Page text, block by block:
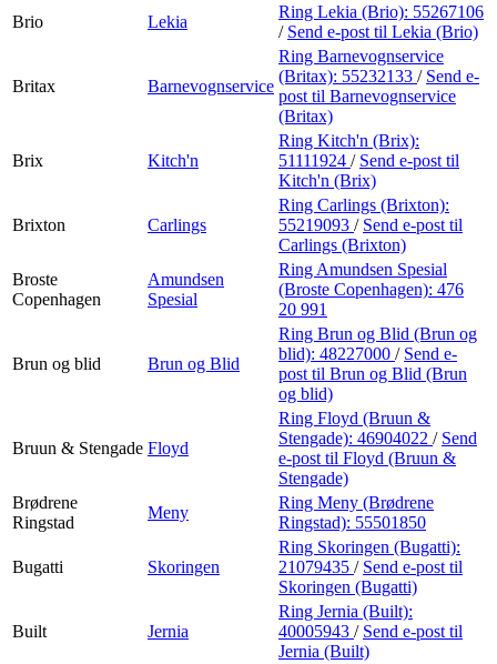
Brio
Lekia
Ring Lekia (Brio): 55267106
/ Send e-post til Lekia (Brio)
Britax Barnevognservice
Ring Barnevognservice
(Britax): 55232133 / Send e-
post til Barnevognservice
(Britax)
Brix Kitch'n
Ring Kitch'n (Brix):
51111924 / Send e-post til
Kitch'n (Brix)
Brixton Carlings
Ring Carlings (Brixton):
55219093 / Send e-post til
Carlings (Brixton)
Broste
Copenhagen
Amundsen
Spesial
Ring Amundsen Spesial
(Broste Copenhagen): 476
20 991
Brun og blid Brun og Blid
Ring Brun og Blid (Brun og
blid): 48227000 / Send e-
post til Brun og Blid (Brun
og blid)
Bruun & Stengade Floyd
Ring Floyd (Bruun &
Stengade): 46904022 / Send
e-post til Floyd (Bruun &
Stengade)
Brødrene
Ringstad
Meny
Ring Meny (Brødrene
Ringstad): 55501850
Bugatti Skoringen
Ring Skoringen (Bugatti):
21079435 / Send e-post til
Skoringen (Bugatti)
Built Jernia
Ring Jernia (Built):
40005943 / Send e-post til
Jernia (Built)